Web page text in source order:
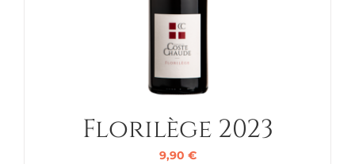
Florilège 2023
9,90 €